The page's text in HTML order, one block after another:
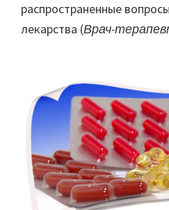
распространенные
лекарства (Врач-